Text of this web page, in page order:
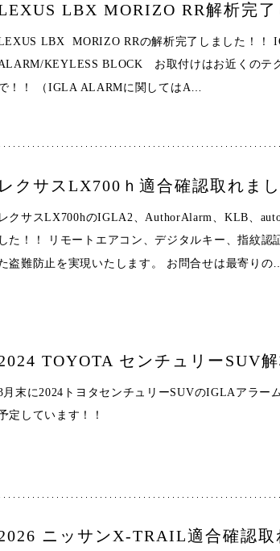
LBX MORIZO RR解析完了
LBX MORIZO RRの解析完了しました！！
KEYLESS BLOCK お取付けはお近くのテ
！！ （IGLA ALARMに関してはA…
レクサスLX700ｈ適合確認取れまし
レクサスLX700hのIGLA2、AuthorAlarm、KLB、
した！！ リモートエアコン、デジタルキー、指紋認
盗難防止を実現いたします。 お問合せは最寄りの
TOYOTA センチュリーSUV解
月末に2024トヨタセンチュリーSUVのIGLAアラー
定しています！！
ニッサンX-TRAIL適合確認取